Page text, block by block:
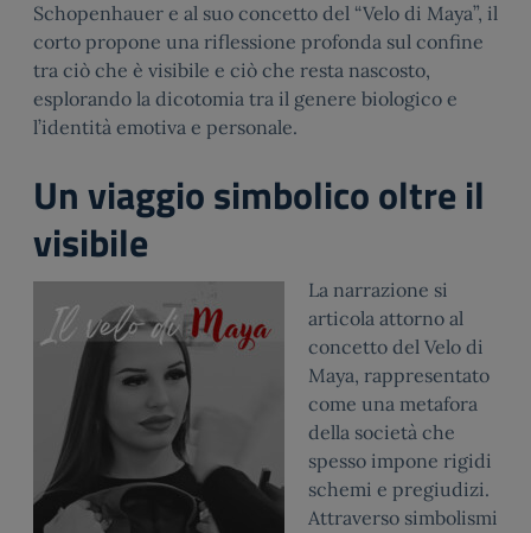
Schopenhauer e al suo concetto del “Velo di Maya”, il
corto propone una riflessione profonda sul confine
tra ciò che è visibile e ciò che resta nascosto,
esplorando la dicotomia tra il genere biologico e
l’identità emotiva e personale.
Un viaggio simbolico oltre il
visibile
La narrazione si
articola attorno al
concetto del Velo di
Maya, rappresentato
come una metafora
della società che
spesso impone rigidi
schemi e pregiudizi.
Attraverso simbolismi